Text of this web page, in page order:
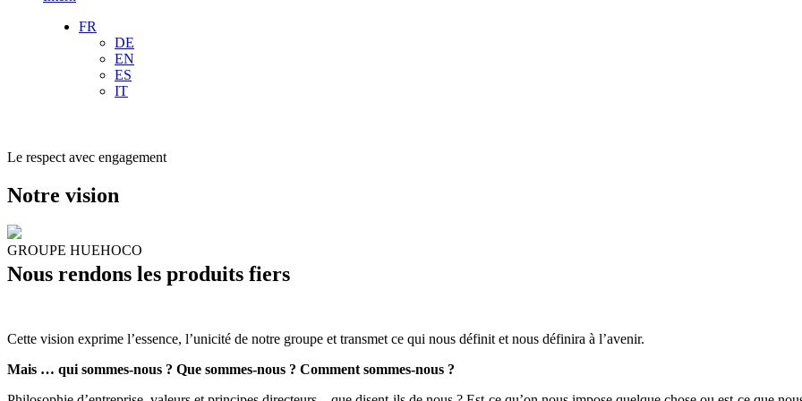
FR
DE
EN
ES
IT
Le respect avec engagement
Notre vision
Nous rendons les produits fiers
GROUPE HUEHOCO
Cette vision exprime l’essence, l’unicité de notre groupe et transmet ce qui nous définit et nous définira à l’avenir.
Mais … qui sommes-nous ? Que sommes-nous ? Comment sommes-nous ?